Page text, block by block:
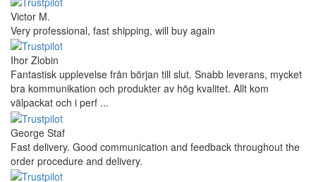
Victor M.
Very professional, fast shipping, will buy again
Ihor Zlobin
Fantastisk upplevelse från början till slut. Snabb leverans, mycket
bra kommunikation och produkter av hög kvalitet. Allt kom
välpackat och i perf ...
George Staf
Fast delivery. Good communication and feedback throughout the
order procedure and delivery.